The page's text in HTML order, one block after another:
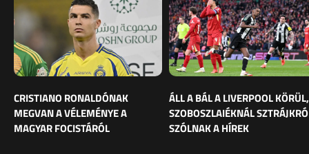
CRISTIANO RONALDÓNAK
MEGVAN A VÉLEMÉNYE A
MAGYAR FOCISTÁRÓL
ÁLL A BÁL A LIVERPOOL KÖRÜL,
SZOBOSZLAIÉKNÁL
SZÓLNAK A HÍREK